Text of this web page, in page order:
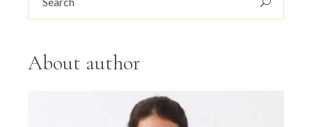
About author